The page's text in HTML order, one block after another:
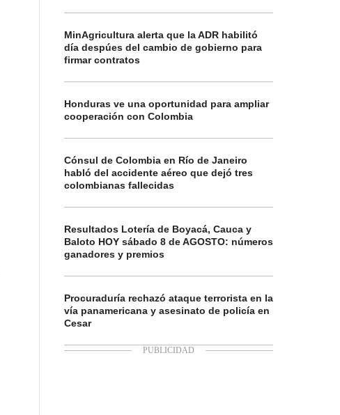
MinAgricultura alerta que la ADR habilitó
día despúes del cambio de gobierno para
firmar contratos
Honduras ve una oportunidad para ampliar
cooperación con Colombia
Cónsul de Colombia en Río de Janeiro
habló del accidente aéreo que dejó tres
colombianas fallecidas
Resultados Lotería de Boyacá, Cauca y
Baloto HOY sábado 8 de AGOSTO: números
ganadores y premios
Procuraduría rechazó ataque terrorista en la
vía panamericana y asesinato de policía en
Cesar